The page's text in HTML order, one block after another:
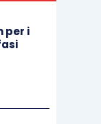
tutt’altro
ricopra la
per i